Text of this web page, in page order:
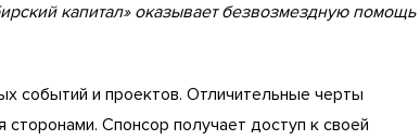
капитал» оказывает безвозмездную помощь
событий и проектов. Отличительные черты
Спонсор получает доступ к своей